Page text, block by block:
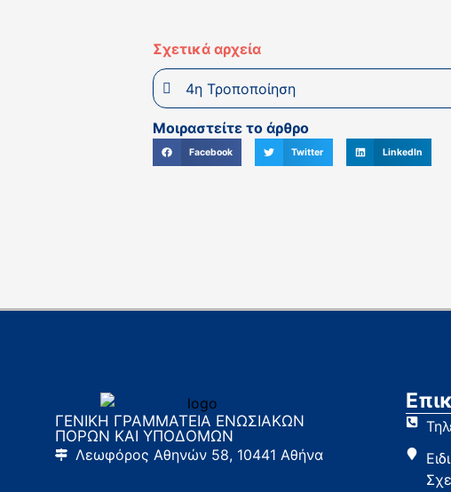
Σχετικά αρχεία
4η Τροποποίηση
Μοιραστείτε το άρθρο
Facebook Twitter LinkedIn
ΓΕΝΙΚΗ ΓΡΑΜΜΑΤΕΙΑ ΕΝΩΣΙΑΚΩΝ
ΠΟΡΩΝ ΚΑΙ ΥΠΟΔΟΜΩΝ
Λεωφόρος Αθηνών 58, 10441 Αθήνα